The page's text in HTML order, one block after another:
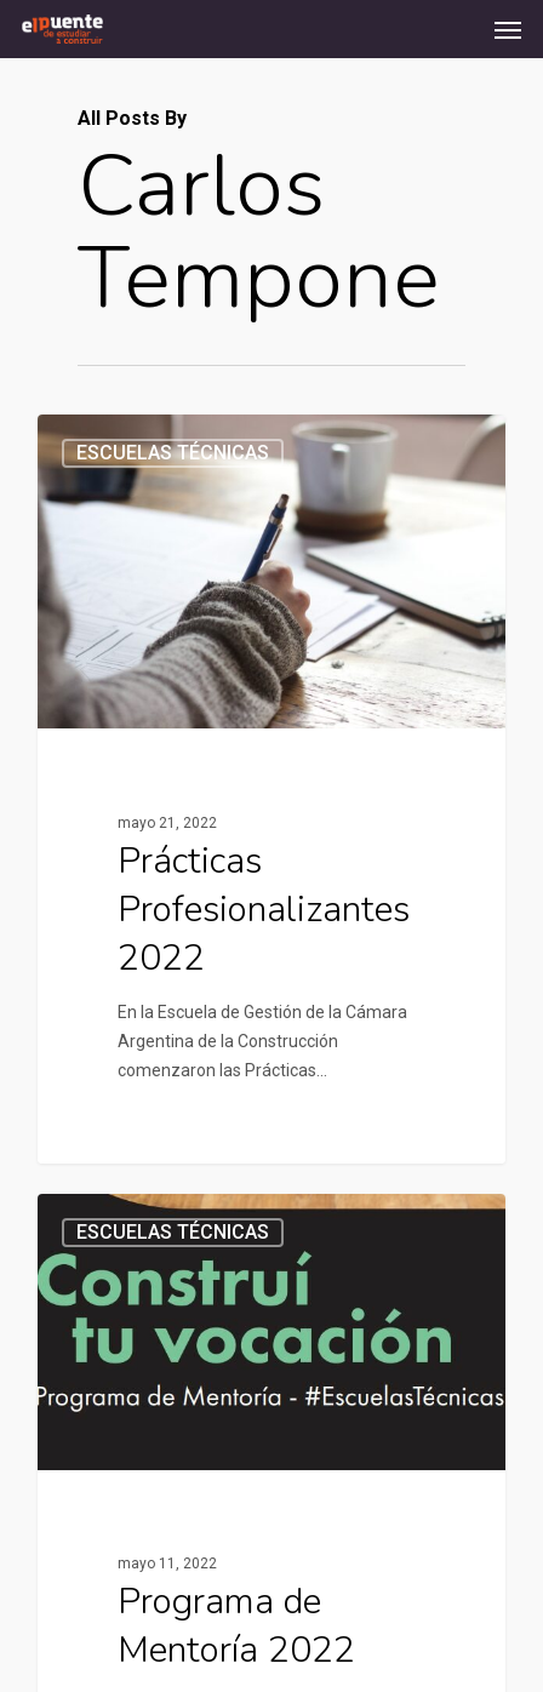
All Posts By
Carlos
Tempone
ESCUELAS TÉCNICAS
mayo 21, 2022
Prácticas
Profesionalizantes
2022
En la Escuela de Gestión de la Cámara
Argentina de la Construcción
comenzaron las Prácticas…
ESCUELAS TÉCNICAS
mayo 11, 2022
Programa de
Mentoría 2022